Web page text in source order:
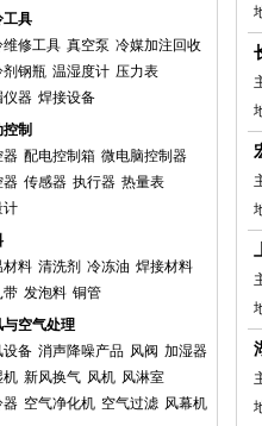
工具
维修工具 真空泵 冷媒加注回收
剂钢瓶 温湿度计 压力表
仪器 焊接设备
控制
器 配电控制箱 微电脑控制器
器 传感器 执行器 热量表
计
材料 清洗剂 冷冻油 焊接材料
带 发泡料 铜管
与空气处理
设备 消声降噪产品 风阀 加湿器
机 新风换气 风机 风淋室
器 空气净化机 空气过滤 风幕机